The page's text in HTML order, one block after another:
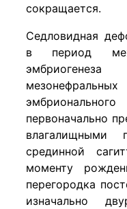
сокращается.
Седловидная
в период
первоначально
влагалищными
срединной
моменту
перегородка
изначально